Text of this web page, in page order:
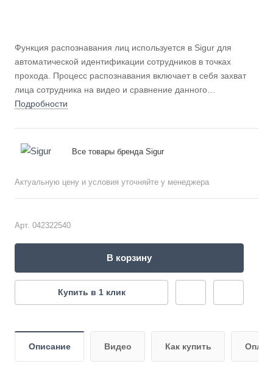
Функция распознавания лиц используется в Sigur для
автоматической идентификации сотрудников в точках
прохода. Процесс распознавания включает в себя захват
лица сотрудника на видео и сравнение данного
изображения с уже имеющейся базой фотографий
Подробности
Все товары бренда Sigur
Актуальную цену и условия уточняйте у менеджера
Арт. 042322540
В корзину
Купить в 1 клик
Описание Видео Как купить